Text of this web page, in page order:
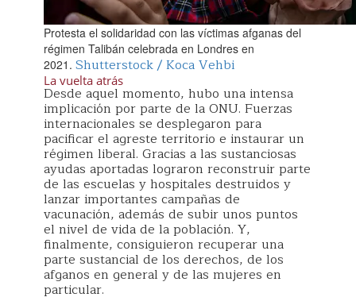
Protesta el solidaridad con las víctimas afganas del
régimen Talibán celebrada en Londres en
2021. Shutterstock / Koca Vehbi
La vuelta atrás
Desde aquel momento, hubo una intensa
implicación por parte de la ONU. Fuerzas
internacionales se desplegaron para
pacificar el agreste territorio e instaurar un
régimen liberal. Gracias a las sustanciosas
ayudas aportadas lograron reconstruir parte
de las escuelas y hospitales destruidos y
lanzar importantes campañas de
vacunación, además de subir unos puntos
el nivel de vida de la población. Y,
finalmente, consiguieron recuperar una
parte sustancial de los derechos, de los
afganos en general y de las mujeres en
particular.